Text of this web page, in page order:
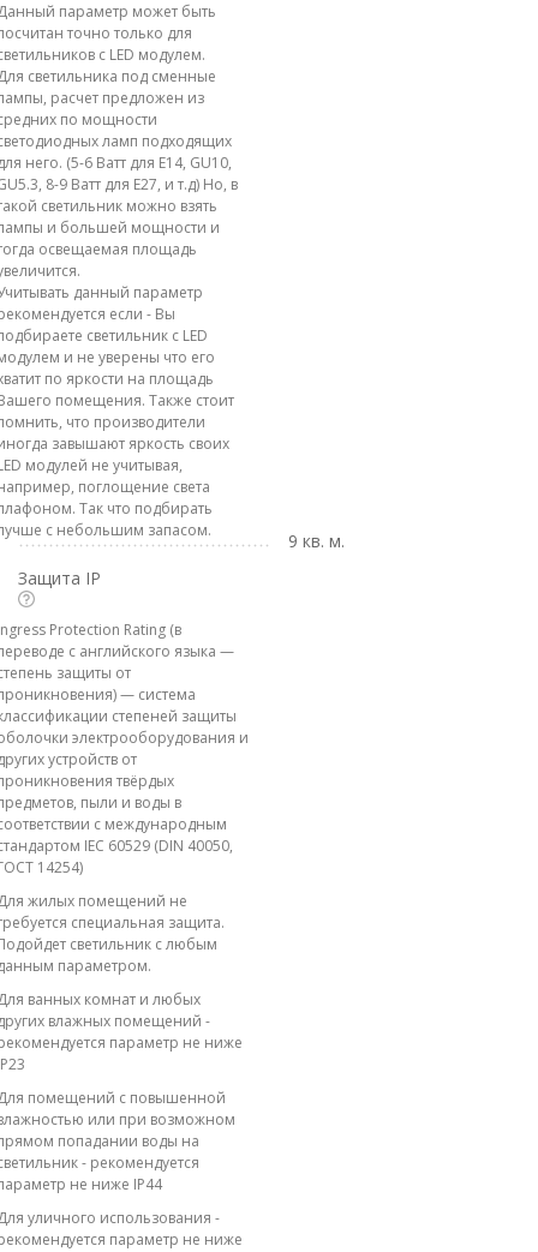
параметр может быть
точно только для
с LED модулем.
светильника под сменные
расчет предложен из
по мощности
ламп подходящих
него. (5-6 Ватт для E14, GU10,
8-9 Ватт для E27, и т.д) Но, в
светильник можно взять
и большей мощности и
освещаемая площадь
данный параметр
если - Вы
светильник с LED
и не уверены что его
по яркости на площадь
помещения. Также стоит
что производители
завышают яркость своих
модулей не учитывая,
поглощение света
Так что подбирать
с небольшим запасом.
9 кв. м.
Защита IP
Protection Rating (в
с английского языка —
защиты от
— система
степеней защиты
электрооборудования и
устройств от
твёрдых
пыли и воды в
с международным
IEC 60529 (DIN 40050,
14254)
жилых помещений не
специальная защита.
светильник с любым
параметром.
ванных комнат и любых
влажных помещений -
параметр не ниже
помещений с повышенной
или при возможном
попадании воды на
- рекомендуется
не ниже IP44
уличного использования -
параметр не ниже